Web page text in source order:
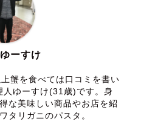
ーすけ
蟹を食べては口コミを書い
ゆーすけ(31歳)です。身
な美味しい商品やお店を紹
タリガニのパスタ。